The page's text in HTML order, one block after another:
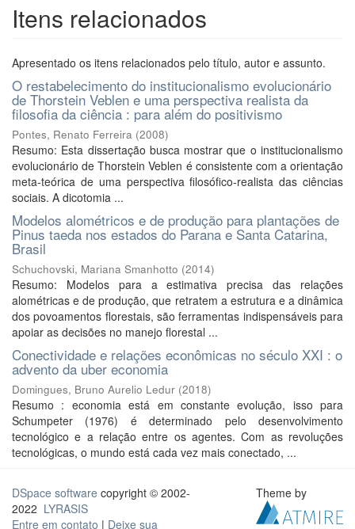
Itens relacionados
Apresentado os itens relacionados pelo título, autor e assunto.
O restabelecimento do institucionalismo evolucionário
de Thorstein Veblen e uma perspectiva realista da
filosofia da ciência : para além do positivismo
Pontes, Renato Ferreira (2008)
Resumo: Esta dissertação busca mostrar que o institucionalismo
evolucionário de Thorstein Veblen é consistente com a orientação
meta-teórica de uma perspectiva filosófico-realista das ciências
sociais. A dicotomia ...
Modelos alométricos e de produção para plantações de
Pinus taeda nos estados do Parana e Santa Catarina,
Brasil
Schuchovski, Mariana Smanhotto (2014)
Resumo: Modelos para a estimativa precisa das relações
alométricas e de produção, que retratem a estrutura e a dinâmica
dos povoamentos florestais, são ferramentas indispensáveis para
apoiar as decisões no manejo florestal ...
Conectividade e relações econômicas no século XXI : o
advento da uber economia
Domingues, Bruno Aurelio Ledur (2018)
Resumo : economia está em constante evolução, isso para
Schumpeter (1976) é determinado pelo desenvolvimento
tecnológico e a relação entre os agentes. Com as revoluções
tecnológicas, o mundo está cada vez mais conectado, ...
DSpace software copyright © 2002-
2022 LYRASIS
Entre em contato | Deixe sua
Theme by